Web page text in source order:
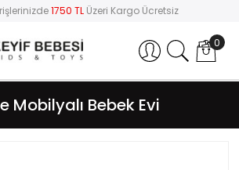
1750 TL Üzeri Kargo Ücretsiz
Hesabım 0
Mobilyalı Bebek Evi